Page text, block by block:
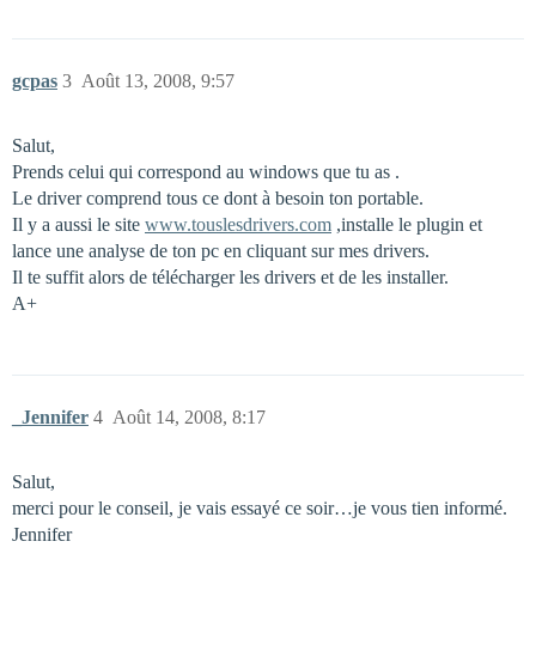
gcpas Août 13, 2008, 9:57
3
Salut,
Prends celui qui correspond au windows que tu as .
Le driver comprend tous ce dont à besoin ton portable.
Il y a aussi le site www.touslesdrivers.com ,installe le plugin et
lance une analyse de ton pc en cliquant sur mes drivers.
Il te suffit alors de télécharger les drivers et de les installer.
A+
_Jennifer Août 14, 2008, 8:17
4
Salut,
merci pour le conseil, je vais essayé ce soir…je vous tien informé.
Jennifer